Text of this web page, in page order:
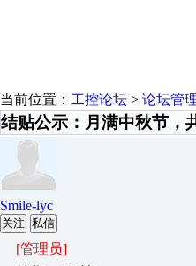
当前位置： 工控论坛 > 论坛管
结贴公示：月满中秋节，
Smile-lyc
关注 私信
[管理员]